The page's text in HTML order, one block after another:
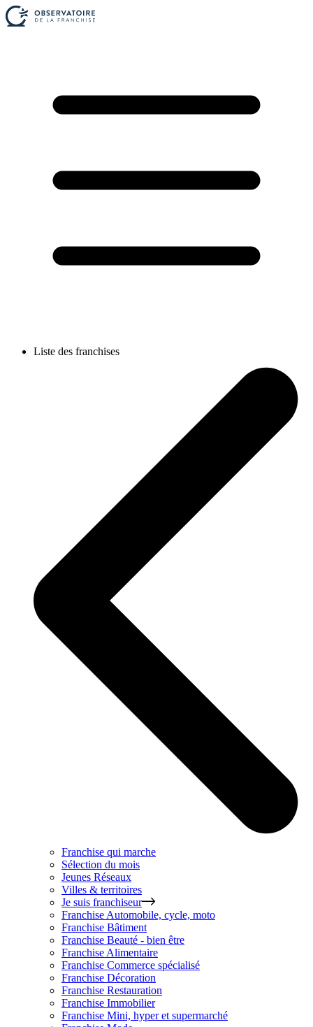
Liste des franchises
Franchise qui marche
Sélection du mois
Jeunes Réseaux
Villes & territoires
Je suis franchiseur
Franchise Automobile, cycle, moto
Franchise Bâtiment
Franchise Beauté - bien être
Franchise Alimentaire
Franchise Commerce spécialisé
Franchise Décoration
Franchise Restauration
Franchise Immobilier
Franchise Mini, hyper et supermarché